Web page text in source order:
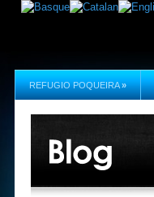
REFUGIO POQUEIRA »